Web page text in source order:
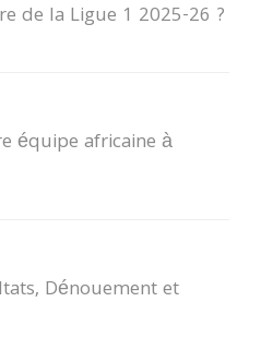
de la Ligue 1 2025-26 ?
équipe africaine à
Dénouement et